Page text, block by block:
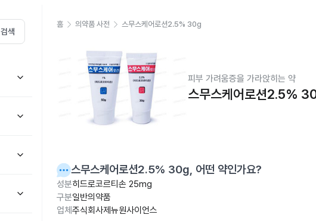
검색
홈 의약품 사전 스무스케어로션2.5% 30g
피부 가려움증을 가라앉히는 약
스무스케어로션2.5%
스무스케어로션2.5% 30g, 어떤 약인가요?
성분히드로코르티손 25mg
구분일반의약품
업체 주식회사제뉴원사이언스